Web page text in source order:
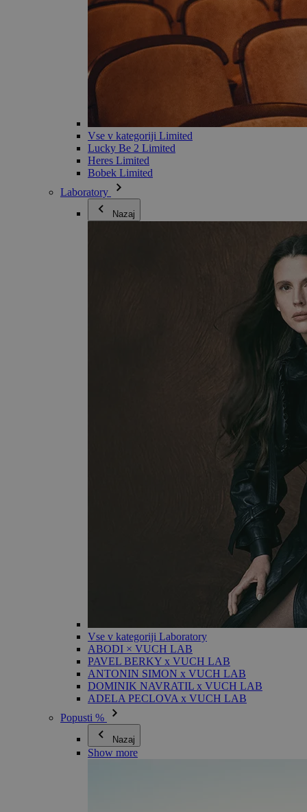
Vse v kategoriji Limited
Lucky Be 2 Limited
Heres Limited
Bobek Limited
Laboratory
Nazaj
Vse v kategoriji Laboratory
ABODI × VUCH LAB
PAVEL BERKY x VUCH LAB
ANTONIN SIMON x VUCH LAB
DOMINIK NAVRATIL x VUCH LAB
ADELA PECLOVA x VUCH LAB
Popusti %
Nazaj
Show more